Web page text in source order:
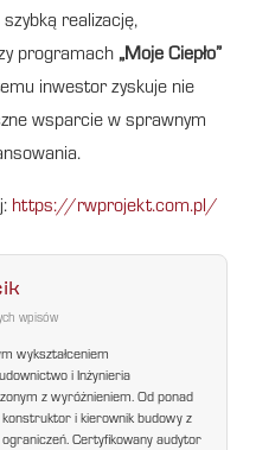
realizację,
programach „Moje Ciepło”
inwestor zyskuje nie
wsparcie w sprawnym
https://rwprojekt.com.pl/
wpisów
wykształceniem
i Inżynieria
z wyróżnieniem. Od ponad
i kierownik budowy z
Certyfikowany audytor